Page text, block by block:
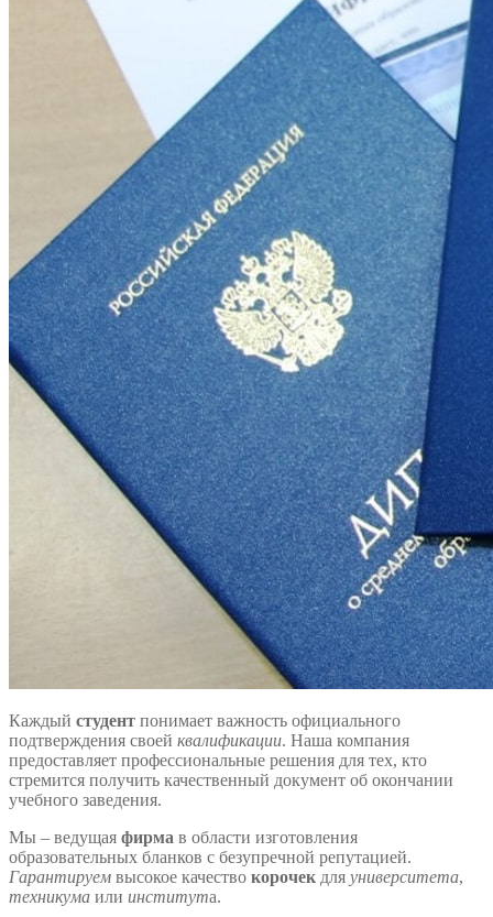
Каждый студент понимает важность официального
подтверждения своей квалификации. Наша компания
предоставляет профессиональные решения для тех, кто
стремится получить качественный документ об окончании
учебного заведения.
Мы – ведущая фирма в области изготовления
образовательных бланков с безупречной репутацией.
Гарантируем высокое качество корочек для университета,
техникума или института.